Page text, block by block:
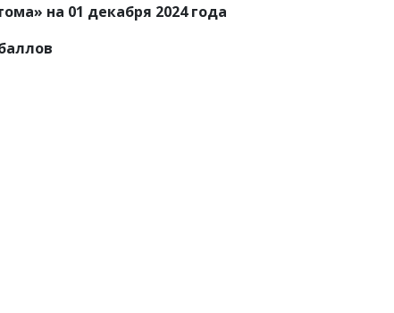
на 01 декабря 2024 года